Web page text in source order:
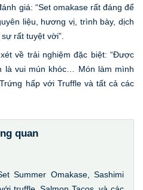
giá: “Set omakase rất đáng để
liệu, hương vị, trình bày, dịch
rất tuyệt vời”.
về trải nghiệm đặc biệt: “Được
là vui mún khóc… Món làm mình
hấp với Truffle và tất cả các
quan
Summer Omakase, Sashimi